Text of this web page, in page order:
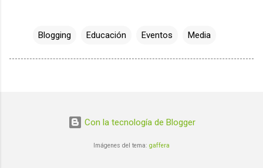
Blogging Educación Eventos Media
Con la tecnología de Blogger
Imágenes del tema: gaffera